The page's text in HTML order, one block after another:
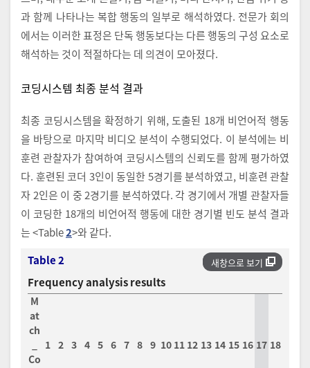
과 함께 나타나는 복합 행동의 일부로 해석하였다. 전문가 회의
에서는 이러한 표정은 단독 행동보다는 다른 행동의 구성 요소로
해석하는 것이 적절하다는 데 의견이 모아졌다.
코딩시스템 최종 분석 결과
최종 코딩시스템을 확정하기 위해, 도출된 18개 비언어적 행동
을 바탕으로 마지막 비디오 분석이 수행되었다. 이 분석에는 비
훈련 관찰자가 참여하여 코딩시스템의 신뢰도를 함께 평가하였
다. 훈련된 코더 3인이 동일한 5경기를 분석하였고, 비훈련 관찰
자 2인은 이 중 2경기를 분석하였다. 각 경기에서 개별 관찰자들
이 코딩한 18개의 비언어적 행동에 대한 경기별 빈도 분석 결과
는 <Table2>와 같다.
새창으로 보기
Table 2
Frequency analysis results
M
at
ch
Co
1 2 3 4 5 6 7 8 9 10 11 12 13 14 15 16 17 18